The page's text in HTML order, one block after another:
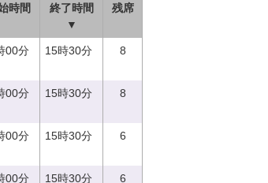
時間
終了時間
▼
残席
00分 15時30分 8
00分 15時30分 8
00分 15時30分 6
00分 15時30分 6